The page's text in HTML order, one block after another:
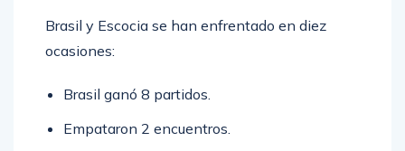
Brasil y Escocia se han enfrentado en diez
ocasiones:
Brasil ganó 8 partidos.
Empataron 2 encuentros.